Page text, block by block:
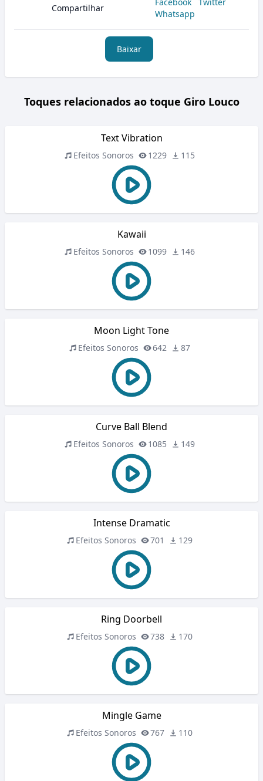
Compartilhar
Whatsapp
Baixar
Toques relacionados ao toque Giro Louco
Text Vibration
Efeitos Sonoros 1229 115
Kawaii
Efeitos Sonoros 1099 146
Moon Light Tone
Efeitos Sonoros 642 87
Curve Ball Blend
Efeitos Sonoros 1085 149
Intense Dramatic
Efeitos Sonoros 701 129
Ring Doorbell
Efeitos Sonoros 738 170
Mingle Game
Efeitos Sonoros 767 110